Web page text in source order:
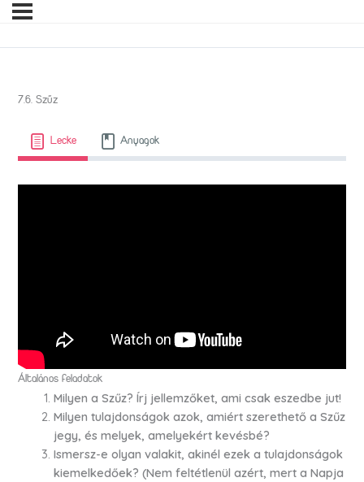
7.6. Szűz
Lecke Anyagok
Általános feladatok
Milyen a Szűz? Írj jellemzőket, ami csak eszedbe jut!
Milyen tulajdonságok azok, amiért szerethető a Szűz
jegy, és melyek, amelyekért kevésbé?
Ismersz-e olyan valakit, akinél ezek a tulajdonságok
kiemelkedőek? (Nem feltétlenül azért, mert a Napja